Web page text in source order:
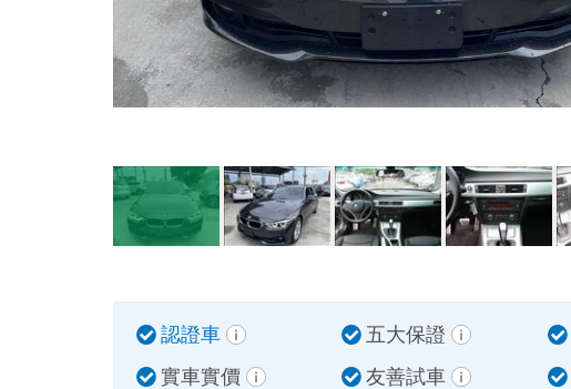
認證車 五大保證
實車實價
友善試車